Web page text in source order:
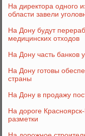
На директора одного
области завели
На Дону будут
медицинских отходов
На Дону часть банков
На Дону готовы
страны
На Дону в продажу
На дороге
разметки